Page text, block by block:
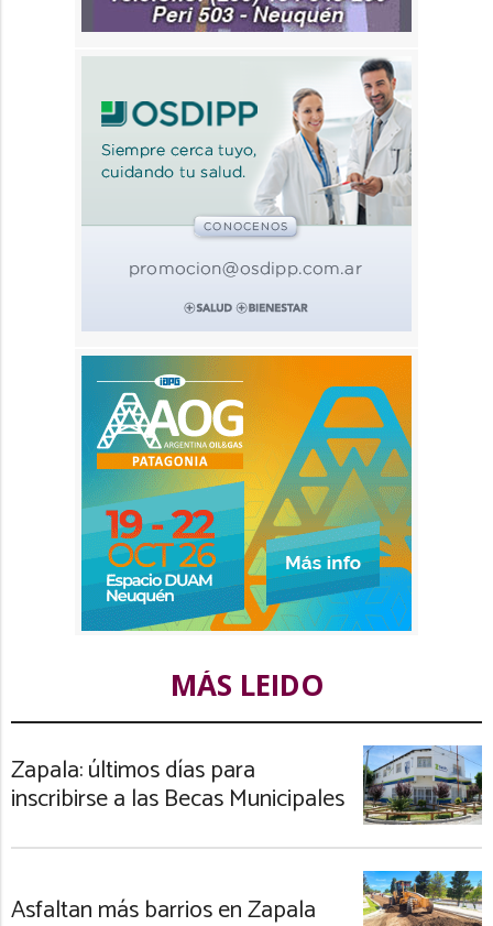
MÁS LEIDO
Zapala: últimos días para
inscribirse a las Becas Municipales
Asfaltan más barrios en Zapala